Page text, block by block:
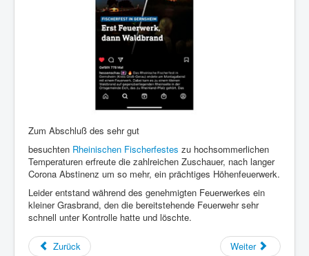
Zum Abschluß des sehr gut
besuchten Rheinischen Fischerfestes zu hochsommerlichen
Temperaturen erfreute die zahlreichen Zuschauer, nach langer
Corona Abstinenz um so mehr, ein prächtiges Höhenfeuerwerk.
Leider entstand während des genehmigten Feuerwerkes ein
kleiner Grasbrand, den die bereitstehende Feuerwehr sehr
schnell unter Kontrolle hatte und löschte.
Zurück Weiter